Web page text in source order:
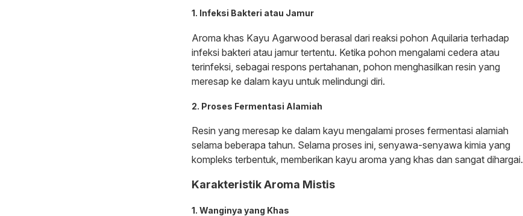
1. Infeksi Bakteri atau Jamur
Aroma khas Kayu Agarwood berasal dari reaksi pohon Aquilaria terhadap
infeksi bakteri atau jamur tertentu. Ketika pohon mengalami cedera atau
terinfeksi, sebagai respons pertahanan, pohon menghasilkan resin yang
meresap ke dalam kayu untuk melindungi diri.
2. Proses Fermentasi Alamiah
Resin yang meresap ke dalam kayu mengalami proses fermentasi alamiah
selama beberapa tahun. Selama proses ini, senyawa-senyawa kimia yang
kompleks terbentuk, memberikan kayu aroma yang khas dan sangat dihargai.
Karakteristik Aroma Mistis
1. Wanginya yang Khas